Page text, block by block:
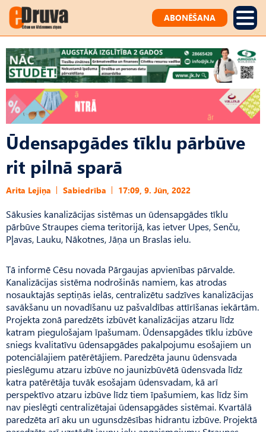
ABONĒŠANA
Ūdensapgādes tīklu pārbūve
rit pilnā sparā
Arita Lejiņa Sabiedrība 17:09, 9. Jūn, 2022
Sākusies kanalizācijas sistēmas un ūdensapgādes tīklu
pārbūve Straupes ciema teritorijā, kas ietver Upes, Senču,
Pļavas, Lauku, Nākotnes, Jāņa un Braslas ielu.
Tā informē Cēsu novada Pārgaujas apvienības pārvalde.
Kanalizācijas sistēma nodrošinās namiem, kas atrodas
nosauktajās septiņās ielās, centralizētu sadzīves kanalizācijas
savākšanu un novadīšanu uz paš­valdības attīrīšanas iekārtām.
Projekta zonā paredzēts izbūvēt kanalizācijas atzaru līdz
katram piegulošajam īpašumam. Ūdensapgādes tīklu izbūve
sniegs kvalitatīvu ūdensapgādes pakalpojumu esošajiem un
potenciālajiem patērētājiem. Paredzēta jaunu ūdensvada
pieslēgumu atzaru izbūve no jaun­izbūvētā ūdensvada līdz
katra patērētāja tuvāk esošajam ūdensvadam, kā arī
perspektīvo atzaru izbūve līdz tiem īpašumiem, kas līdz šim
nav pieslēgti centralizētajai ūdensapgādes sistēmai. Kvartālā
paredzēta arī aku un ugunsdzēsības hidrantu izbūve. Projektā